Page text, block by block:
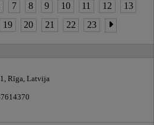
7 8 9 10 11 12
13
19 20 21 22 23
Rīga, Latvija